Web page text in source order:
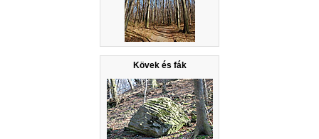
Kövek és fák